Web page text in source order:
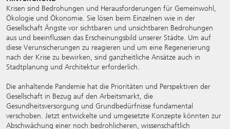
Krisen sind Bedrohungen und Herausforderungen für Gemeinwohl,
Ökologie und Ökonomie. Sie lösen beim Einzelnen wie in der
Gesellschaft Ängste vor sichtbaren und unsichtbaren Bedrohungen
aus und beeinflussen das Erscheinungsbild unserer Städte. Um auf
diese Verunsicherungen zu reagieren und um eine Regenerierung
nach der Krise zu bewirken, sind ganzheitliche Ansätze auch in
Stadtplanung und Architektur erforderlich.
Die anhaltende Pandemie hat die Prioritäten und Perspektiven der
Gesellschaft in Bezug auf den Arbeitsmarkt, die
Gesundheitsversorgung und Grundbedürfnisse fundamental
verschoben. Jetzt entwickelte und umgesetzte Konzepte könnten zur
Abschwächung einer noch bedrohlicheren, wissenschaftlich